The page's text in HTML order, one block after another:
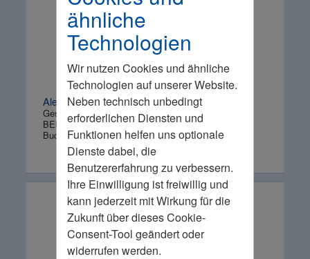
ähnliche
Technologien
Wir nutzen Cookies und ähnliche
Technologien auf unserer Website.
Neben technisch unbedingt
erforderlichen Diensten und
Funktionen helfen uns optionale
Dienste dabei, die
Benutzererfahrung zu verbessern.
Ihre Einwilligung ist freiwillig und
kann jederzeit mit Wirkung für die
Zukunft über dieses Cookie-
Consent-Tool geändert oder
widerrufen werden.
Alexander Krautkrämer
Geschäftsführender Gesellschafter
BERICAP GmbH & Co. KG
Budenheim